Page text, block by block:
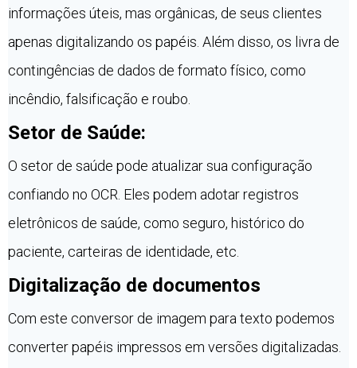
informações úteis, mas orgânicas, de seus clientes
apenas digitalizando os papéis. Além disso, os livra de
contingências de dados de formato físico, como
incêndio, falsificação e roubo.
Setor de Saúde:
O setor de saúde pode atualizar sua configuração
confiando no OCR. Eles podem adotar registros
eletrônicos de saúde, como seguro, histórico do
paciente, carteiras de identidade, etc.
Digitalização de documentos
Com este conversor de imagem para texto podemos
converter papéis impressos em versões digitalizadas.